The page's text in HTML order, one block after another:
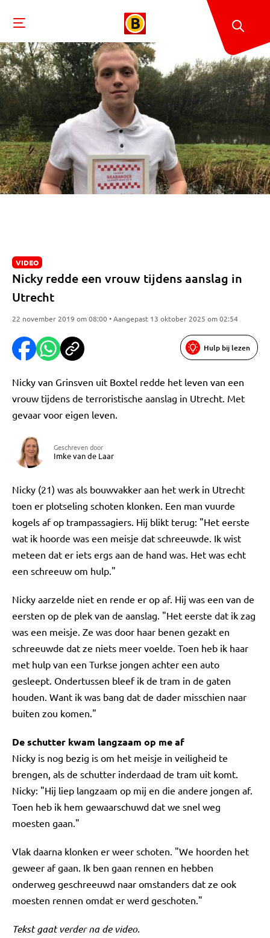
VIDEO
Nicky redde een vrouw tijdens aanslag in
Utrecht
22 november 2019 om 08:00 • Aangepast 13 oktober 2025 om 02:54
Hulp bij lezen
Nicky van Grinsven uit Boxtel redde het leven van een
vrouw tijdens de terroristische aanslag in Utrecht. Met
gevaar voor eigen leven.
Geschreven door
Imke van de Laar
Nicky (21) was als bouwvakker aan het werk in Utrecht
toen er plotseling schoten klonken. Een man vuurde
kogels af op trampassagiers. Hij blikt terug: "Het eerste
wat ik hoorde was een meisje dat schreeuwde. Ik wist
meteen dat er iets ergs aan de hand was. Het was echt
een schreeuw om hulp."
Nicky aarzelde niet en rende er op af. Hij was een van de
eersten op de plek van de aanslag. "Het eerste dat ik zag
was een meisje. Ze was door haar benen gezakt en
schreeuwde dat ze niets meer voelde. Toen heb ik haar
met hulp van een Turkse jongen achter een auto
gesleept. Ondertussen bleef ik de tram in de gaten
houden. Want ik was bang dat de dader misschien naar
buiten zou komen."
De schutter kwam langzaam op me af
Nicky is nog bezig is om het meisje in veiligheid te
brengen, als de schutter inderdaad de tram uit komt.
Nicky: "Hij liep langzaam op mij en die andere jongen af.
Toen heb ik hem gewaarschuwd dat we snel weg
moesten gaan."
Vlak daarna klonken er weer schoten. "We hoorden het
geweer af gaan. Ik ben gaan rennen en hebben
onderweg geschreeuwd naar omstanders dat ze ook
moesten rennen omdat er werd geschoten."
Tekst gaat verder na de video.